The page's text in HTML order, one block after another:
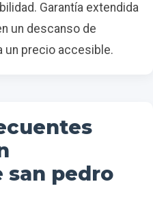
Garantía extendida
un descanso de
un precio accesible.
pedro